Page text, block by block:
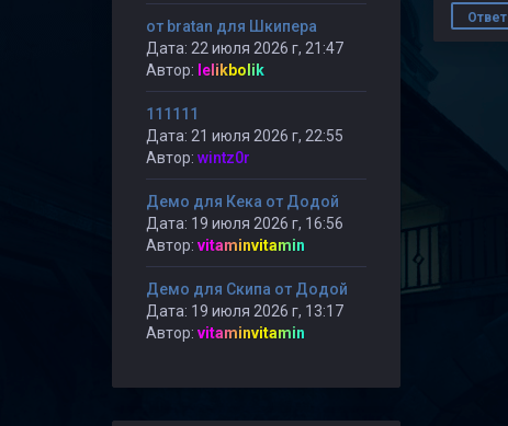
Ответ
от bratan для Шкипера
Дата: 22 июля 2026 г, 21:47
Автор: lelikbolik
111111
Дата: 21 июля 2026 г, 22:55
Автор: wintz0r
Демо для Кека от Додой
Дата: 19 июля 2026 г, 16:56
Автор: vitaminvitamin
Демо для Скипа от Додой
Дата: 19 июля 2026 г, 13:17
Автор: vitaminvitamin